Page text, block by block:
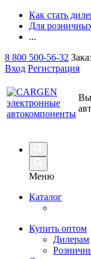
Как стать
Для
...
8 800 500-56-32
Вход Регистрация
Меню
Каталог
Купить оптом
Дилерам